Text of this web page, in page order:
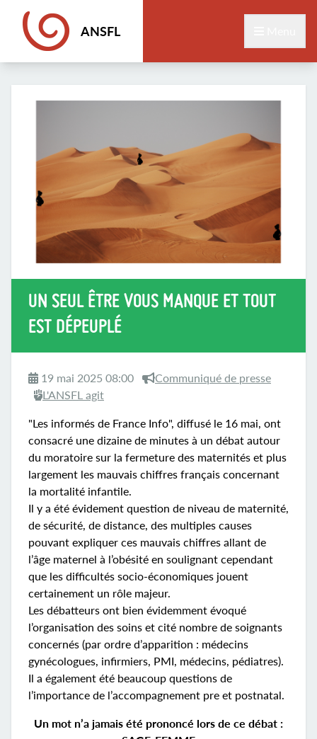
ANSFL
UN SEUL ÊTRE VOUS MANQUE ET TOUT
EST DÉPEUPLÉ
19 mai 2025 08:00
Communiqué de presse
L'ANSFL agit
"Les informés de France Info", diffusé le 16 mai, ont
consacré une dizaine de minutes à un débat autour
du moratoire sur la fermeture des maternités et plus
largement les mauvais chiffres français concernant
la mortalité infantile.
Il y a été évidement question de niveau de maternité,
de sécurité, de distance, des multiples causes
pouvant expliquer ces mauvais chiffres allant de
l’âge maternel à l’obésité en soulignant cependant
que les difficultés socio-économiques jouent
certainement un rôle majeur.
Les débatteurs ont bien évidemment évoqué
l’organisation des soins et cité nombre de soignants
concernés (par ordre d’apparition : médecins
gynécologues, infirmiers, PMI, médecins, pédiatres).
Il a également été beaucoup questions de
l’importance de l’accompagnement pre et postnatal.
Un mot n’a jamais été prononcé lors de ce débat :